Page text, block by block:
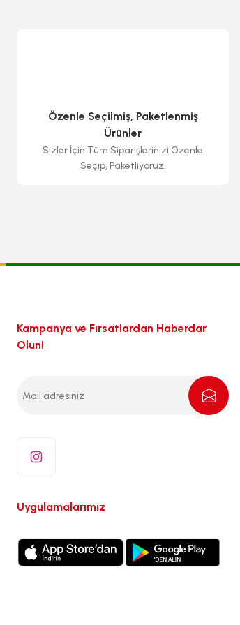
Özenle Seçilmiş, Paketlenmiş
Ürünler
Sizler İçin Tüm Siparişlerinizi Özenle
Seçip, Paketliyoruz.
Kampanya ve Fırsatlardan Haberdar
Olun!
Uygulamalarımız